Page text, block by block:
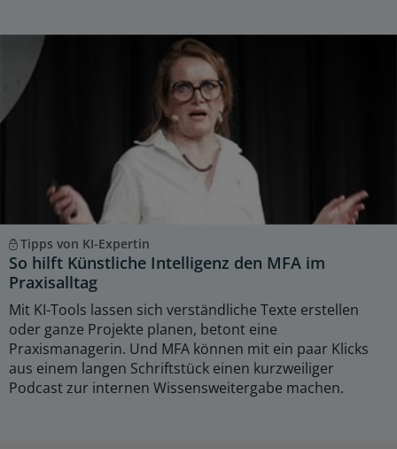
Tipps von KI-Expertin
So hilft Künstliche Intelligenz den MFA im
Praxisalltag
Mit KI-Tools lassen sich verständliche Texte erstellen
oder ganze Projekte planen, betont eine
Praxismanagerin. Und MFA können mit ein paar Klicks
aus einem langen Schriftstück einen kurzweiliger
Podcast zur internen Wissensweitergabe machen.